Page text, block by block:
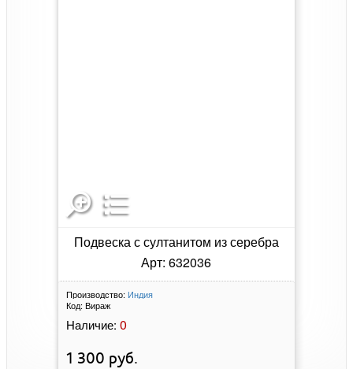
Подвеска с султанитом из серебра
Арт: 632036
Производство: Индия
Код: Вираж
Наличие: 0
1 300 руб.